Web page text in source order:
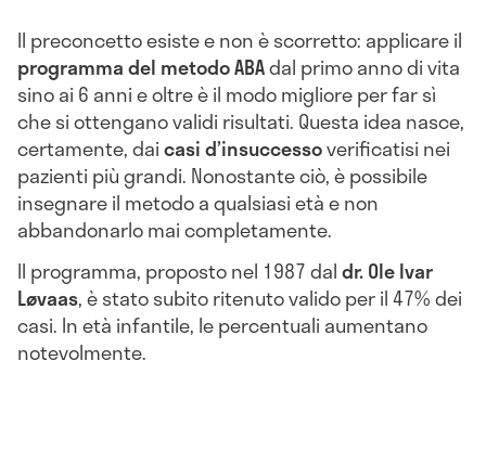
Il preconcetto esiste e non è scorretto: applicare il
programma del metodo ABAdal primo anno di vita
sino ai 6 anni e oltre è il modo migliore per far sì
che si ottengano validi risultati. Questa idea nasce,
certamente, daicasi d’insuccessoverificatisi nei
pazienti più grandi. Nonostante ciò, è possibile
insegnare il metodo a qualsiasi età e non
abbandonarlo mai completamente.
Il programma, proposto nel 1987 daldr. Ole Ivar
Løvaas, è stato subito ritenuto valido per il 47% dei
casi. In età infantile, le percentuali aumentano
notevolmente.